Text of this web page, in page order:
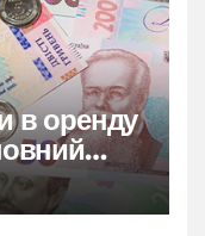
в оренду